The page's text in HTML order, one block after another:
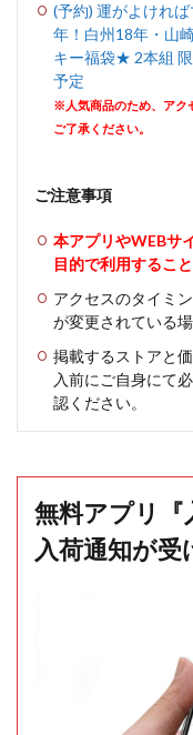
(予約) 運がよけれ
年！白州18年・山
キー福袋★ 2本組
予定
※人気商品のため、アク
ご了承ください。
ご注意事項
本アプリやWEBサ
目的で利用するこ
アクセスのタイミ
が変更されている
掲載するストアと
入前にご自身にて
認ください。
無料アプリ『
入荷通知が受